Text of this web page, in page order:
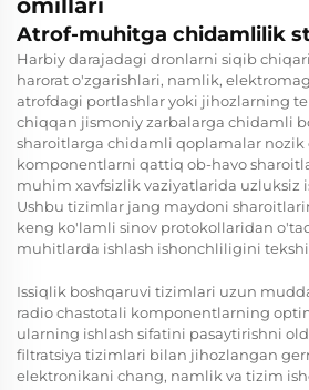
Atrof-muhitga chidamlilik
Harbiy darajadagi dronlarni siqib
harorat o'zgarishlari, namlik,
atrofdagi portlashlar yoki jihozlarning
chiqqan jismoniy zarbalarga chidamli
sharoitlarga chidamli qoplamalar nozik
komponentlarni qattiq ob-havo
muhim xavfsizlik vaziyatlarida uzluksiz
Ushbu tizimlar jang maydoni
keng ko'lamli sinov protokollaridan
muhitlarda ishlash ishonchliligini
Issiqlik boshqaruvi tizimlari uzun
radio chastotali komponentlarning
ularning ishlash sifatini pasaytirishni
filtratsiya tizimlari bilan jihozlangan
elektronikani chang, namlik va tizim